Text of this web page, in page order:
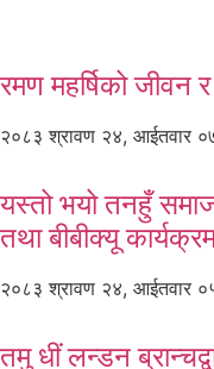
रमण महर्षिको जीवन
२०८३ श्रावण २४, आईतवार
यस्तो भयो तनहुँ
तथा बीबीक्यू
२०८३ श्रावण २४, आईतवार
तमु धीं लन्डन